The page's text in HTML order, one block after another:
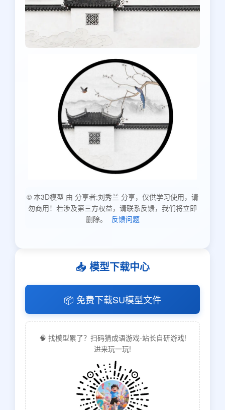
© 本3D模型 由 分享者:刘秀兰 分享，仅供学习使用，请
勿商用！若涉及第三方权益，请联系反馈，我们将立即
删除。
反馈问题
📥 模型下载中心
📦 免费下载SU模型文件
🧠 找模型累了？扫码猜成语游戏-站长自研游戏!
进来玩一玩!